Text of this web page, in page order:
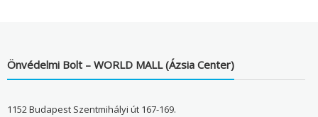
Önvédelmi Bolt – WORLD MALL (Ázsia Center)
1152 Budapest Szentmihályi út 167-169.